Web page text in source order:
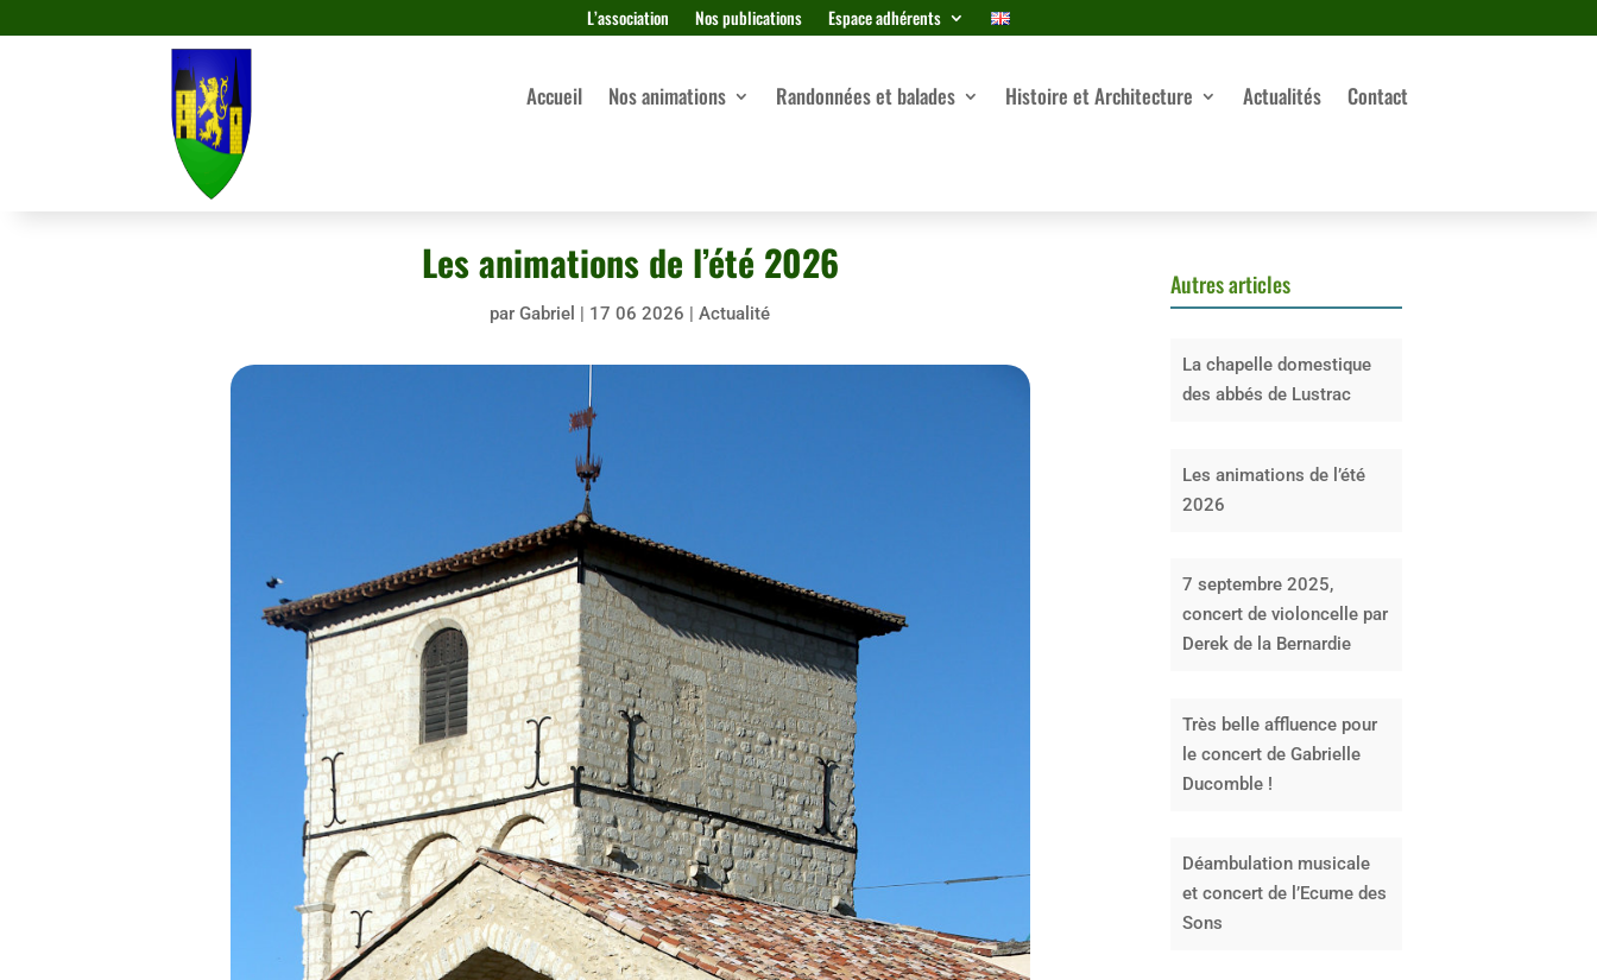
L’association Nos publications Espace adhérents
Accueil Nos animations Randonnées et balades Histoire et Architecture Actualités Contact
Les animations de l’été 2026
parGabriel | 17 06 2026 |Actualité
Autres articles
La chapelle domestique
des abbés de Lustrac
Les animations de l’été
2026
7 septembre 2025,
concert de violoncelle par
Derek de la Bernardie
Très belle affluence pour
le concert de Gabrielle
Ducomble !
Déambulation musicale
et concert de l’Ecume des
Sons